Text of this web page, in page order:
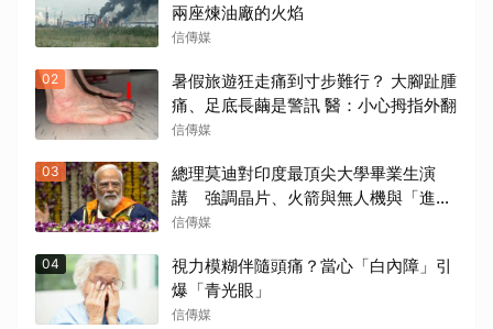
兩座煉油廠的火焰
信傳媒
02
暑假旅遊狂走痛到寸步難行？ 大腳趾腫
痛、足底長繭是警訊 醫：小心拇指外翻
信傳媒
03
總理莫迪對印度最頂尖大學畢業生演
講 強調晶片、火箭與無人機與「進步
印度」
信傳媒
04
視力模糊伴隨頭痛？當心「白內障」引
爆「青光眼」
信傳媒